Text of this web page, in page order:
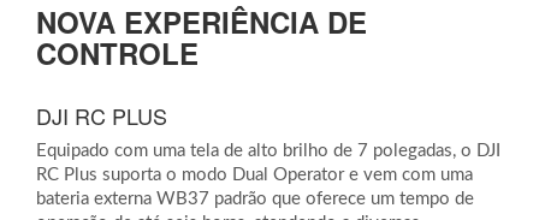
NOVA EXPERIÊNCIA DE
CONTROLE
DJI RC PLUS
Equipado com uma tela de alto brilho de 7 polegadas, o DJI
RC Plus suporta o modo Dual Operator e vem com uma
bateria externa WB37 padrão que oferece um tempo de